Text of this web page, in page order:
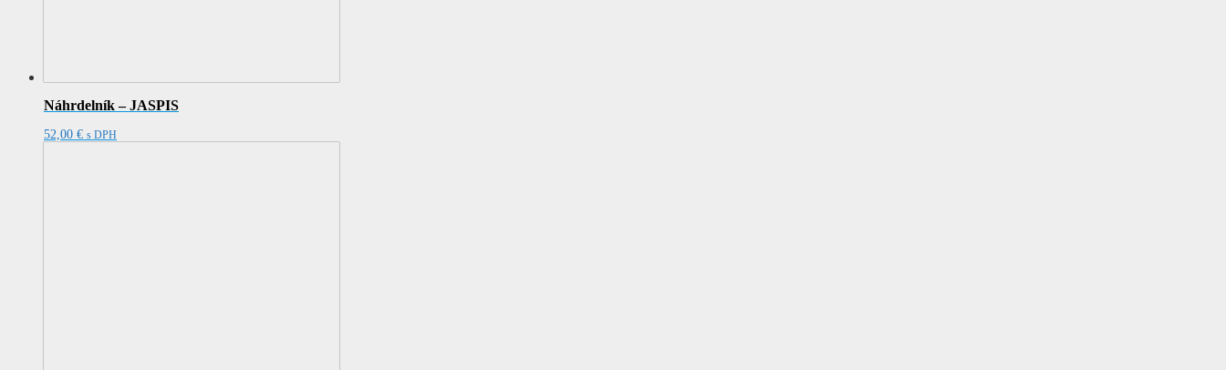
Náhrdelník – JASPIS
52,00 € s DPH